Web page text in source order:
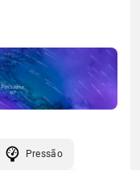
Pressão